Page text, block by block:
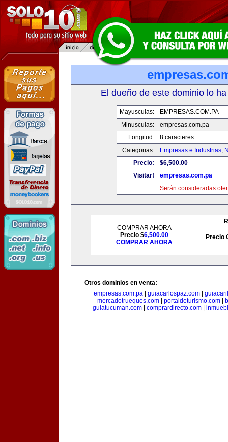
El dueño de este dominio lo
Mayusculas:
EMPRESAS.COM.PA
Minusculas:
empresas.com.pa
Longitud:
8 caracteres
Categorias:
Empresas e Industrias,
Precio:
$6,500.00
Visitar!
empresas.com.pa
Serán consideradas
COMPRAR AHORA
Precio $6,500.00
COMPRAR AHORA
Precio
Otros dominios en venta:
empresas.com.pa| guiacarlospaz.com|
mercadotrueques.com| portaldeturismo.com|
guiatucuman.com
comprardirecto.com